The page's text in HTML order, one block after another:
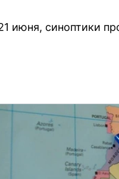
июня, синоптики